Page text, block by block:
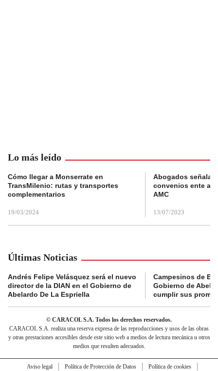
Lo más leído
Cómo llegar a Monserrate en
TransMilenio: rutas y transportes
complementarios
19/03/2024
Abogados
convenios ente
AMC
13/07/2023
Últimas Noticias
Andrés Felipe Velásquez será el nuevo
director de la DIAN en el Gobierno de
Abelardo De La Espriella
Campesinos de
Gobierno de
cumplir sus
© CARACOL S.A. Todos los derechos reservados.
CARACOL S.A. realiza una reserva expresa de las reproducciones y usos de las obras
y otras prestaciones accesibles desde este sitio web a medios de lectura mecánica u otros
medios que resulten adecuados.
Aviso legal Política de Protección de Datos
Política de cookies